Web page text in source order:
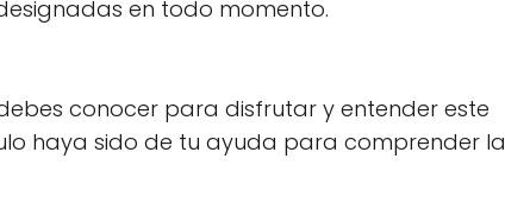
en todo momento.
conocer para disfrutar y entender este
haya sido de tu ayuda para comprender